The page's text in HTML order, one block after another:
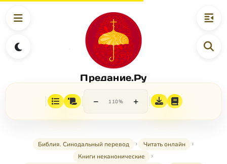
Предание.Ру
− 110% +
Библия. Синодальный перевод
Читать онлайн
Книги неканонические